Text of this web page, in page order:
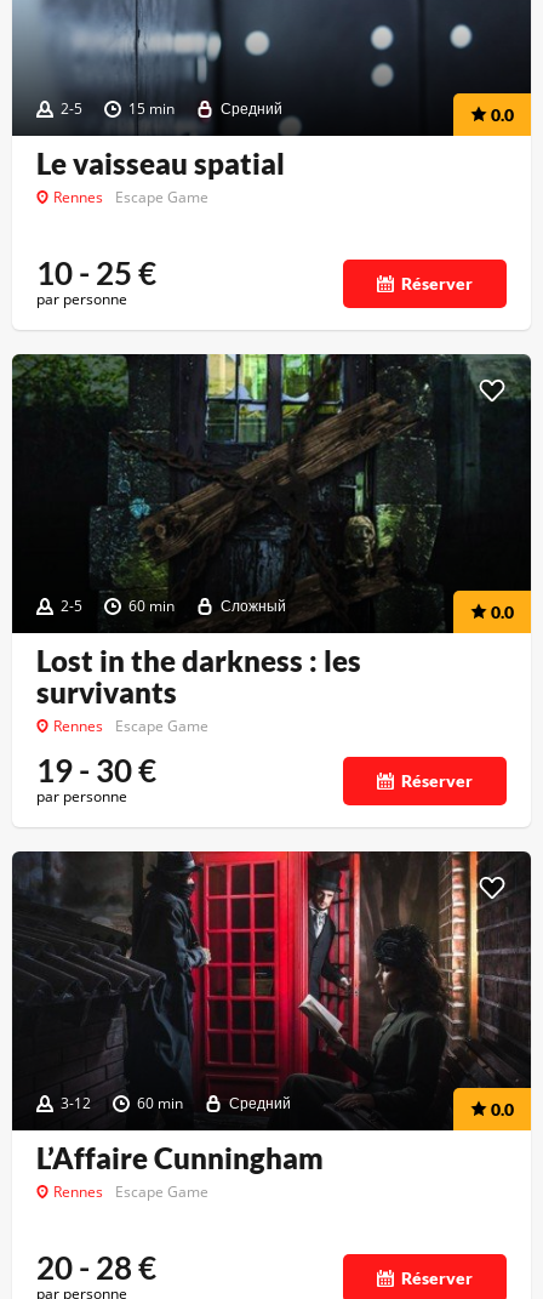
2-5 15 min Средний 0.0
Le vaisseau spatial
Rennes Escape Game
10 - 25€
par personne
Réserver
2-5 60 min Сложный 0.0
Lost in the darkness : les
survivants
Rennes Escape Game
19 - 30€
par personne
Réserver
3-12 60 min Средний 0.0
L’Affaire Cunningham
Rennes Escape Game
20 - 28€
par personne
Réserver